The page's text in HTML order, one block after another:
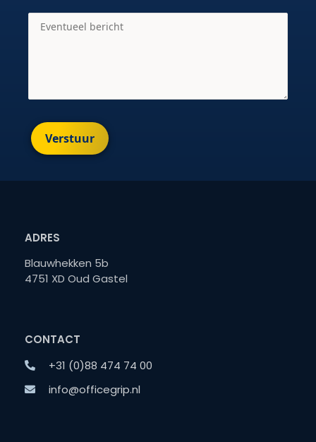
Verstuur
ADRES
Blauwhekken 5b
4751 XD Oud Gastel
CONTACT
+31 (0)88 474 74 00
info@officegrip.nl